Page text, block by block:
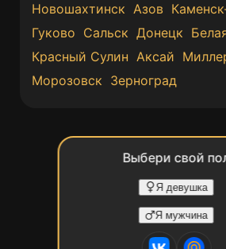
Новошахтинск Азов
Гуково Сальск Донецк
Красный Сулин Аксай
Морозовск Зерноград
Выбери свой
Я девушка
Я мужчина